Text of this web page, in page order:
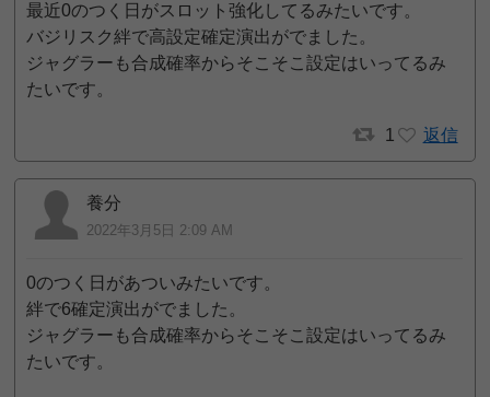
最近0のつく日がスロット強化してるみたいです。
バジリスク絆で高設定確定演出がでました。
ジャグラーも合成確率からそこそこ設定はいってるみ
たいです。
1 返信
養分
2022年3月5日 2:09 AM
0のつく日があついみたいです。
絆で6確定演出がでました。
ジャグラーも合成確率からそこそこ設定はいってるみ
たいです。